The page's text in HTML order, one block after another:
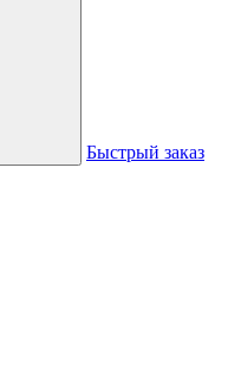
Быстрый заказ